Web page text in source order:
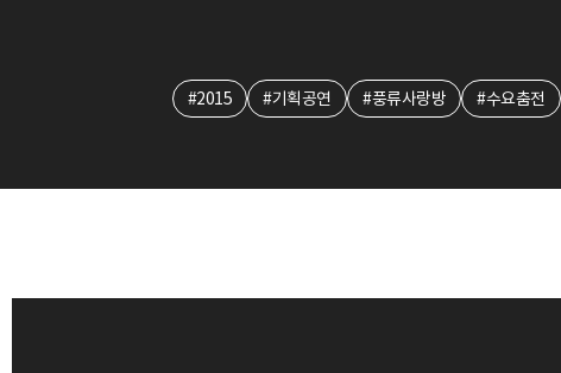
#2015 #기획공연 #풍류사랑방 #수요춤전